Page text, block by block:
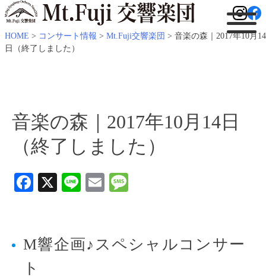
HOME > コンサート情報 > Mt.Fuji交響楽団 > 音楽の森｜2017年10月14
日（終了しました）
音楽の森｜2017年10月14日
（終了しました）
Facebook
X LineEmail
M響企画♪スペシャルコンサー
ト